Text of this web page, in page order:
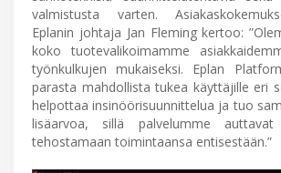
valmistusta varten.
Eplanin johtaja Jan Fleming kertoo:
koko tuotevalikoimamme
työnkulkujen mukaiseksi. Eplan
parasta mahdollista tukea käyttäjille eri
helpottaa insinöörisuunnittelua ja tuo
lisäarvoa, sillä palvelumme auttavat
tehostamaan toimintaansa entisestään.”